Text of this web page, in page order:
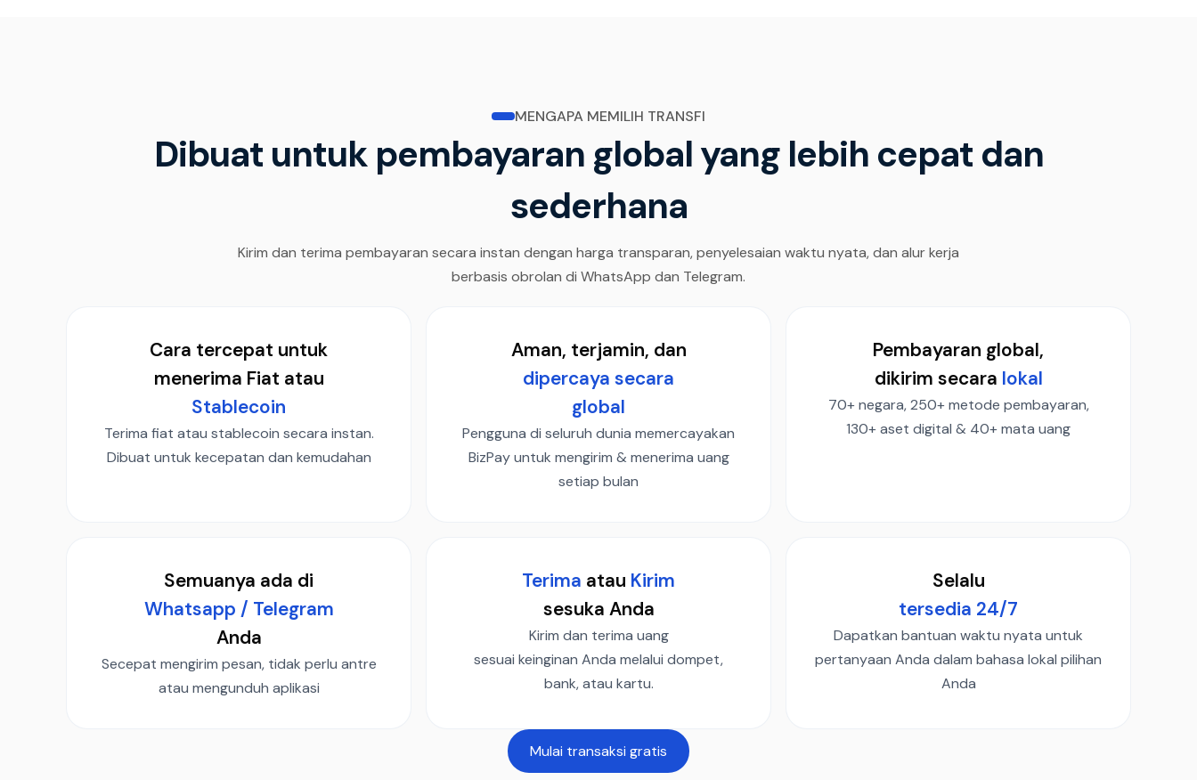
MENGAPA MEMILIH TRANSFI
Dibuat untuk pembayaran global yang lebih cepat dan
sederhana
Kirim dan terima pembayaran secara instan dengan harga transparan, penyelesaian waktu nyata, dan alur kerja
berbasis obrolan di WhatsApp dan Telegram.
Cara tercepat untuk
menerima Fiat atau
Stablecoin
Terima fiat atau stablecoin secara instan.
Dibuat untuk kecepatan dan kemudahan
Aman, terjamin, dan
dipercaya secara
global
Pengguna di seluruh dunia memercayakan
BizPay untuk mengirim & menerima uang
setiap bulan
Pembayaran global,
dikirim secara lokal
70+ negara, 250+ metode pembayaran,
130+ aset digital & 40+ mata uang
Semuanya ada di
Whatsapp / Telegram
Anda
Secepat mengirim pesan, tidak perlu antre
atau mengunduh aplikasi
Terima atau Kirim
sesuka Anda
Kirim dan terima uang
sesuai keinginan Anda melalui dompet,
bank, atau kartu.
Selalu
tersedia 24/7
Dapatkan bantuan waktu nyata untuk
pertanyaan Anda dalam bahasa lokal pilihan
Anda
Mulai transaksi gratis